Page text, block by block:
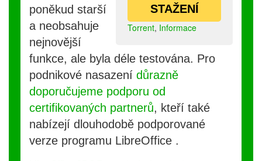
STAŽENÍ
Torrent, Informace
poněkud starší
a neobsahuje
nejnovější
funkce, ale byla déle testována. Pro
podnikové nasazení důrazně
doporučujeme podporu od
certifikovaných partnerů, kteří také
nabízejí dlouhodobě podporované
verze programu LibreOffice .